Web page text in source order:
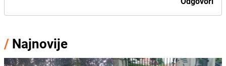
/ Najnovije